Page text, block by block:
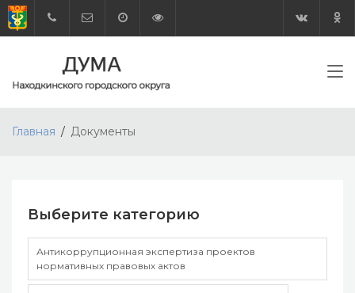
Главная Документы
Выберите категорию
Антикоррупционная экспертиза проектов
нормативных правовых актов